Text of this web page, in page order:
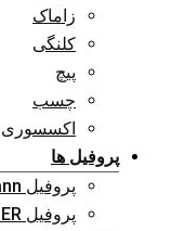
زاماک
کلنگی
پیچ
چسب
اکسسوری
پروفیل ها
پروفیل Fenstermann
پروفیل HAMMER